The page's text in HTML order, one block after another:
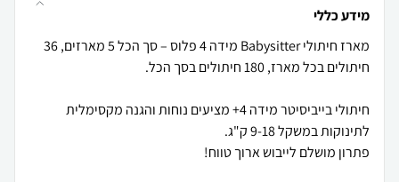
מידע כללי
מארז חיתולי Babysitter מידה 4 פלוס – סך הכל 5 מארזים, 36
חיתולי בייביסיטר מידה 4+ מציעים נוחות והגנה מקסימלית